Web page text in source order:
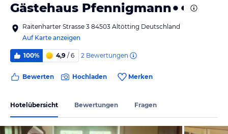
Gästehaus Pfennigmann
Raitenharter Strasse 3 84503 Altötting Deutschland
Auf Karte anzeigen
100% 4,9 / 6 2 Bewertungen
Bewerten Hochladen Merken
Hotelübersicht Bewertungen Fragen